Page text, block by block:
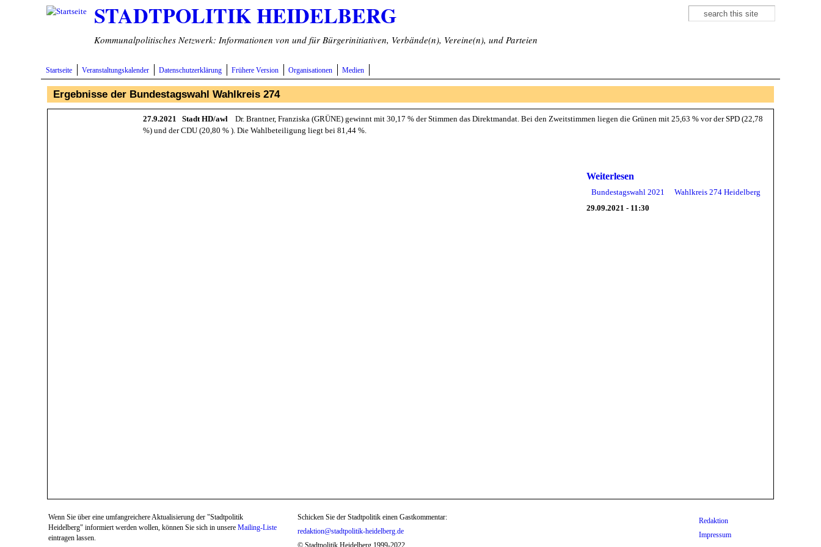
Direkt zum Inhalt STADTPOLITIK HEIDELBERG
Kommunalpolitisches Netzwerk: Informationen von und für Bürgerinitiativen, Verbände(n), Vereine(n), und Parteien
Suchformular
Suche
Startseite Veranstaltungskalender Datenschutzerklärung Frühere Version Organisationen Medien
Ergebnisse der Bundestagswahl Wahlkreis 274
27.9.2021 Stadt HD/awl
Dr. Brantner, Franziska (GRÜNE) gewinnt mit 30,17 % der Stimmen das Direktmandat. Bei den Zweitstimmen liegen die Grünen mit 25,63 % vor der SPD (22,78
%) und der CDU (20,80 % ). Die Wahlbeteiligung liegt bei 81,44 %.
Weiterlesen
Bundestagswahl 2021
Wahlkreis 274 Heidelberg
29.09.2021 - 11:30
Wenn Sie über eine umfangreichere Aktualisierung der "Stadtpolitik
Heidelberg" informiert werden wollen, können Sie sich in unsereMailing-Liste
eintragen lassen.
Schicken Sie der Stadtpolitik einen Gastkommentar:
redaktion@stadtpolitik-heidelberg.de
Redaktion
Impressum